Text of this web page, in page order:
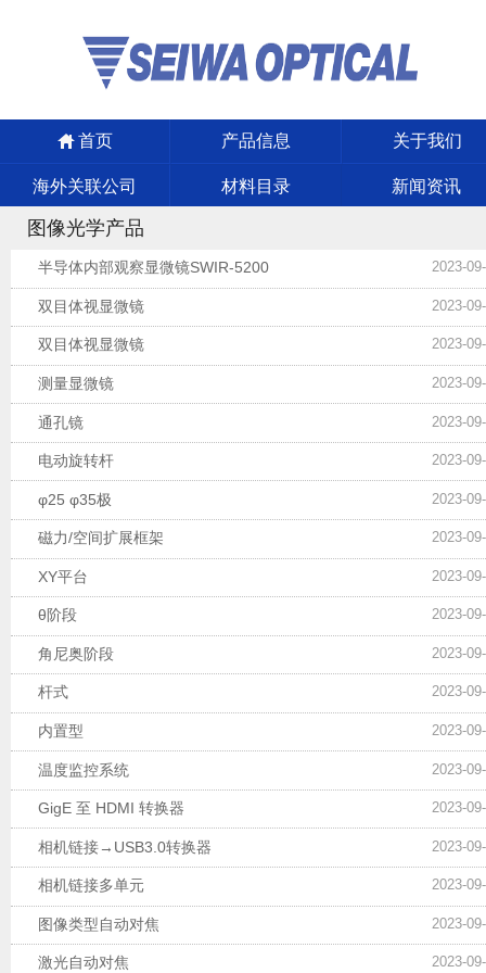
首页 产品信息 关于我们
海外关联公司 材料目录 新闻资讯
图像光学产品
半导体内部观察显微镜SWIR-5200 2023-
双目体视显微镜 2023-
双目体视显微镜 2023-
测量显微镜 2023-
通孔镜 2023-
电动旋转杆 2023-
φ25 φ35极 2023-
磁力/空间扩展框架 2023-
XY平台 2023-
θ阶段 2023-
角尼奥阶段 2023-
杆式 2023-
内置型 2023-
温度监控系统 2023-
GigE 至 HDMI 转换器 2023-
相机链接→USB3.0转换器 2023-
相机链接多单元 2023-
图像类型自动对焦 2023-
激光自动对焦 2023-